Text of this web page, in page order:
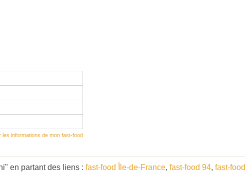
les informations de mon fast-food
en partant des liens : fast-food Île-de-France, fast-food 94, fast-food